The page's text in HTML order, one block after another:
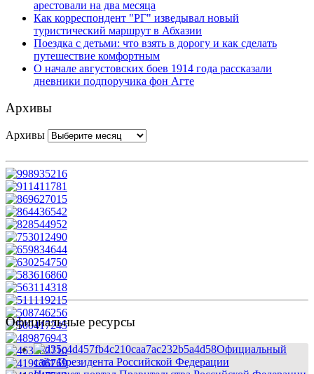
арестовали на два месяца
Как корреспондент "РГ" изведывал новый
туристический маршрут в Абхазии
Поездка с детьми: что взять в дорогу и как сделать
путешествие комфортным
О начале августовских боев 1914 года рассказали
дневники подпоручика фон Агте
Архивы
Архивы
Официальные ресурсы
Официальный
сайт Президента Российской Федерации